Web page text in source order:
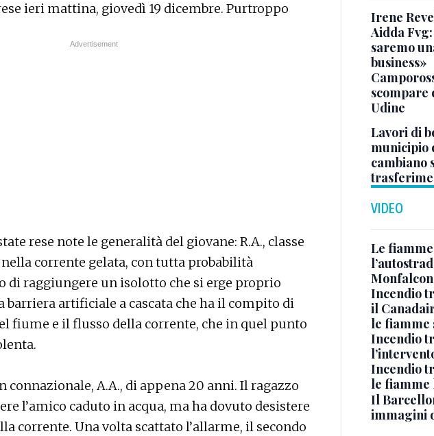
ieri mattina, giovedì 19 dicembre. Purtroppo
rese note le generalità del giovane: R.A., classe
corrente gelata, con tutta probabilità
di raggiungere un isolotto che si erge proprio
barriera artificiale a cascata che ha il compito di
fiume e il flusso della corrente, che in quel punto
connazionale, A.A., di appena 20 anni. Il ragazzo
l’amico caduto in acqua, ma ha dovuto desistere
corrente. Una volta scattato l’allarme, il secondo
Irene
Aidda
saremo
business»
scompare
Udine
Lavori di
municipio
cambiano
VIDEO
Le
Incendio
il
le fiamme
Incendio
Incendio
le fiamme
Il
immagini